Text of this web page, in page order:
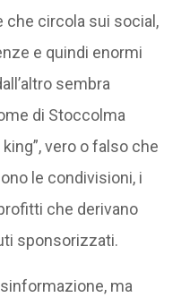
circola sui social,
e quindi enormi
sembra
di Stoccolma
vero o falso che
le condivisioni, i
che derivano
sponsorizzati.
ma